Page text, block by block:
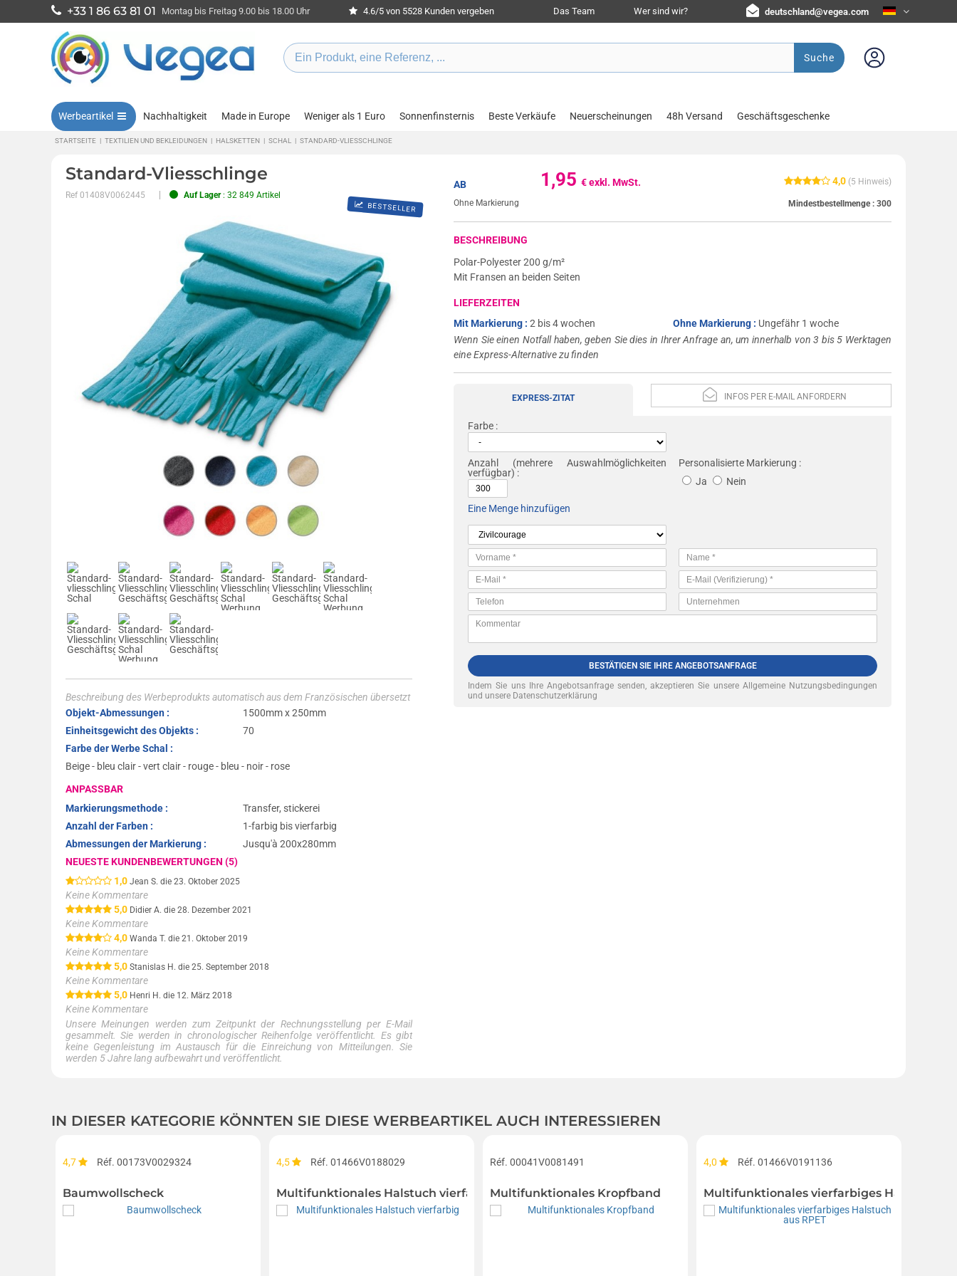
+33 1 86 63 81 01 Montag bis Freitag 9.00 bis 18.00 Uhr 4.6/5 von 5528 Kunden vergeben Das Team Wer sind wir? deutschland@vegea.com
Suche
Werbeartikel Nachhaltigkeit Made in Europe Weniger als 1 Euro Sonnenfinsternis Beste Verkäufe Neuerscheinungen 48h Versand Geschäftsgeschenke
STARTSEITE | TEXTILIEN UND BEKLEIDUNGEN | HALSKETTEN | SCHAL | STANDARD-VLIESSCHLINGE
Standard-Vliesschlinge
Ref 01408V0062445 Auf Lager: 32 849 Artikel
BESTSELLER
Beschreibung des Werbeprodukts automatisch aus dem Französischen übersetzt
Objekt-Abmessungen :
1500mm x 250mm
Einheitsgewicht des Objekts :
70
Farbe der Werbe Schal :
Beige - bleu clair - vert clair - rouge - bleu - noir - rose
ANPASSBAR
Markierungsmethode :
Transfer, stickerei
Anzahl der Farben :
1-farbig bis vierfarbig
Abmessungen der Markierung :
Jusqu'à 200x280mm
NEUESTE KUNDENBEWERTUNGEN (5)
1,0 Jean S. die 23. Oktober 2025
Keine Kommentare
5,0 Didier A. die 28. Dezember 2021
Keine Kommentare
4,0 Wanda T. die 21. Oktober 2019
Keine Kommentare
5,0 Stanislas H. die 25. September 2018
Keine Kommentare
5,0 Henri H. die 12. März 2018
Keine Kommentare
Unsere Meinungen werden zum Zeitpunkt der Rechnungsstellung per E-Mail
gesammelt. Sie werden in chronologischer Reihenfolge veröffentlicht. Es gibt
keine Gegenleistung im Austausch für die Einreichung von Mitteilungen. Sie
werden 5 Jahre lang aufbewahrt und veröffentlicht.
4,0 (5 Hinweis)
1,95€ exkl. MwSt.
AB
Ohne Markierung Mindestbestellmenge : 300
BESCHREIBUNG
Polar-Polyester 200 g/m²
Mit Fransen an beiden Seiten
LIEFERZEITEN
Mit Markierung :2 bis 4 wochen Ohne Markierung : Ungefähr 1 woche
Wenn Sie einen Notfall haben, geben Sie dies in Ihrer Anfrage an, um innerhalb von 3 bis 5 Werktagen
eine Express-Alternative zu finden
INFOS PER E-MAIL ANFORDERN
EXPRESS-ZITAT
Farbe :
Anzahl
(mehrere Auswahlmöglichkeiten
verfügbar) :
Eine Menge hinzufügen
Personalisierte Markierung :
Ja
Nein
BESTÄTIGEN SIE IHRE ANGEBOTSANFRAGE
Indem Sie uns Ihre Angebotsanfrage senden, akzeptieren Sie unsere Allgemeine Nutzungsbedingungen
und unsere Datenschutzerklärung
IN DIESER KATEGORIE KÖNNTEN SIE DIESE WERBEARTIKEL AUCH INTERESSIEREN
4,7 Réf. 00173V0029324
Baumwollscheck
4,5 Réf. 01466V0188029
Multifunktionales Halstuch vierfarbig
Réf. 00041V0081491
Multifunktionales Kropfband
4,0 Réf. 01466V0191136
Multifunktionales vierfarbiges Halstuch